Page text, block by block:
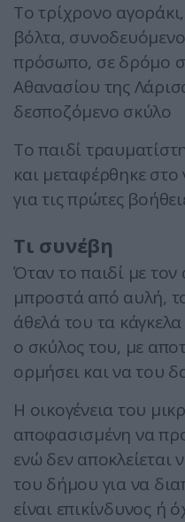
Το τρίχρονο
βόλτα,
πρόσωπο, σε δρόμο
Αθανασίου της
δεσποζόμενο σκύλο
Το παιδί
και μεταφέρθηκε
για τις πρώτες
Τι συνέβη
Όταν το παιδί με
μπροστά από αυλή,
άθελά του τα
ο σκύλος του, με
ορμήσει και να του
Η οικογένεια του
αποφασισμένη να
ενώ δεν
του δήμου για να
είναι επικίνδυνος ή